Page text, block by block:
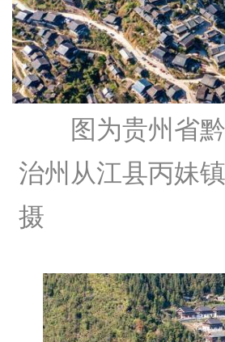
图为贵州省
治州从江县丙妹
摄